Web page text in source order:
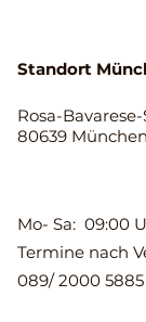
Standort
Rosa-
80639 München
Mo- Sa: 09:00
Termine nach
089/ 2000 5885